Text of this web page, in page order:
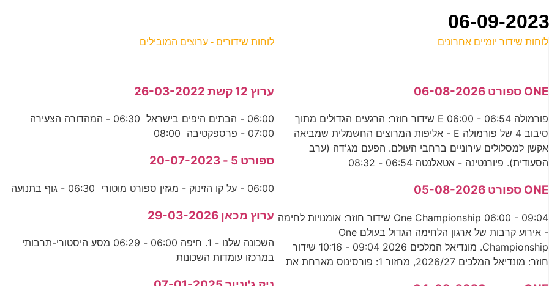
לוחות שידור יומיים אחרונים
ONE ספורט 06-08-2026
פורמולה E 06:00 - 06:54 שידור חוזר: הרגעים הגדולים מתוך
סיבוב 4 של פורמולה E - אליפות המרוצים החשמלית שמביאה
אקשן למסלולים עירוניים ברחבי העולם. הפעם מג'דה (ערב
הסעודית). פיורנטינה - אטאלנטה 06:54 - 08:32
ONE ספורט 05-08-2026
One Championship 06:00 - 09:04 שידור חוזר: אומנויות לחימה
- אירוע קרבות של ארגון הלחימה הגדול בעולם One
Championship. מונדיאל המלכים 2026 09:04 - 10:16 שידור
חוזר: מונדיאל המלכים 2026/27, מחזור 1: פורסינוס מארחת את
לוחות שידורים - ערוצים המובילים
ערוץ 12 קשת 26-03-2022
06:00 - הבתים היפים בישראל 06:30 - המהדורה הצעירה
07:00 - פרספקטיבה 08:00
ספורט 5 - 20-07-2023
06:00 - על קו הזינוק - מגזין ספורט מוטורי 06:30 - גוף בתנועה
ערוץ מכאן 29-03-2026
השכונה שלנו - 1. חיפה 06:00 - 06:29 מסע היסטורי-תרבותי
במרכזו עומדות השכונות